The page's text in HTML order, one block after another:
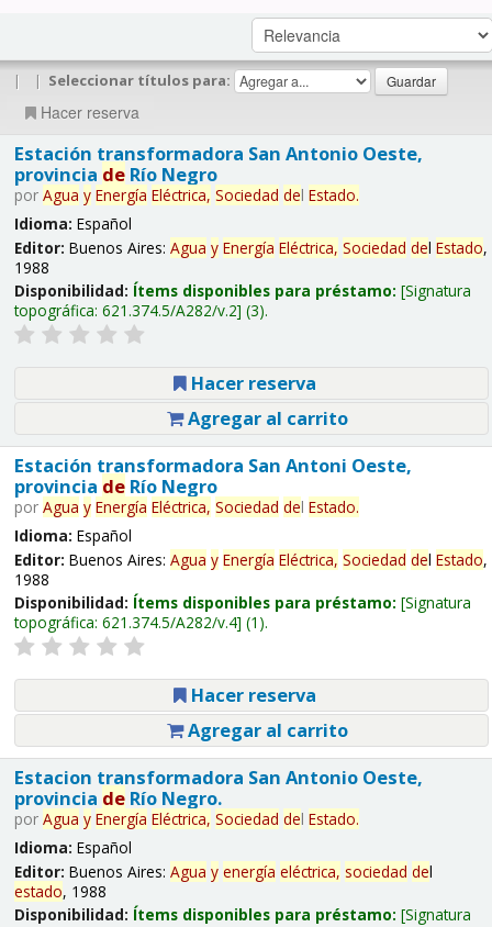
| | Seleccionar títulos para:
Hacer reserva
Estación transformadora San Antonio Oeste,
provincia deRío Negro
por Agua y Energía Eléctrica, Sociedad del Estado.
Idioma: Español
Editor: Buenos Aires: Agua y Energía Eléctrica, Sociedad del Estado,
1988
Disponibilidad: Ítems disponibles para préstamo: Signatura
topográfica: 621.374.5/A282/v.2 (3).
Hacer reserva
Agregar al carrito
Estación transformadora San Antoni Oeste,
provincia deRío Negro
por Agua y Energía Eléctrica, Sociedad del Estado.
Idioma: Español
Editor: Buenos Aires: Agua y Energía Eléctrica, Sociedad del Estado,
1988
Disponibilidad: Ítems disponibles para préstamo: Signatura
topográfica: 621.374.5/A282/v.4 (1).
Hacer reserva
Agregar al carrito
Estacion transformadora San Antonio Oeste,
provincia deRío Negro.
por Agua y Energía Eléctrica, Sociedad del Estado.
Idioma: Español
Editor: Buenos Aires: Agua y energía eléctrica, sociedad del
estado, 1988
Disponibilidad: Ítems disponibles para préstamo: Signatura